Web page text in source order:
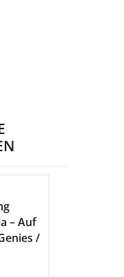
– Auf
/